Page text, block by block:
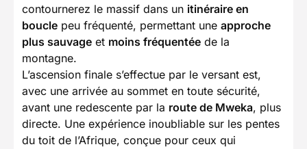
contournerez le massif dans un itinéraire en
boucle peu fréquenté, permettant une approche
plus sauvage et moins fréquentée de la
montagne.
L’ascension finale s’effectue par le versant est,
avec une arrivée au sommet en toute sécurité,
avant une redescente par la route de Mweka, plus
directe. Une expérience inoubliable sur les pentes
du toit de l’Afrique, conçue pour ceux qui